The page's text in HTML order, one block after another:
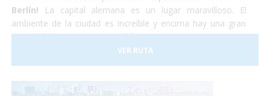
Berlín!
La capital alemana es un lugar maravilloso. El
ambiente de la ciudad es increíble y encima hay una gran
cantidad de monumentos, edificios y museos por visitar. La
capital alemana es totalmenteaccesible para personas
con discapacidadaunque hay que tener en cuenta que
pueden dificultar el paso a sillas de ruedas manuales. Sin
VER RUTA